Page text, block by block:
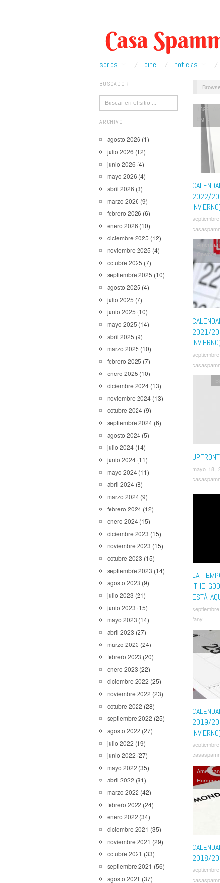
series cine noticias
BUSCADOR
ARCHIVO
agosto 2026 (1)
julio 2026 (12)
junio 2026 (4)
mayo 2026 (4)
abril 2026 (3)
marzo 2026 (9)
febrero 2026 (6)
enero 2026 (10)
diciembre 2025 (12)
noviembre 2025 (4)
octubre 2025 (7)
septiembre 2025 (10)
agosto 2025 (4)
julio 2025 (7)
junio 2025 (10)
mayo 2025 (14)
abril 2025 (9)
marzo 2025 (10)
febrero 2025 (7)
enero 2025 (10)
diciembre 2024 (13)
noviembre 2024 (13)
octubre 2024 (9)
septiembre 2024 (6)
agosto 2024 (5)
julio 2024 (14)
junio 2024 (11)
mayo 2024 (11)
abril 2024 (8)
marzo 2024 (9)
febrero 2024 (12)
enero 2024 (15)
diciembre 2023 (15)
noviembre 2023 (15)
octubre 2023 (15)
septiembre 2023 (14)
agosto 2023 (9)
julio 2023 (21)
junio 2023 (15)
mayo 2023 (14)
abril 2023 (27)
marzo 2023 (24)
febrero 2023 (20)
enero 2023 (22)
diciembre 2022 (25)
noviembre 2022 (23)
octubre 2022 (28)
septiembre 2022 (25)
agosto 2022 (27)
julio 2022 (19)
junio 2022 (27)
mayo 2022 (35)
abril 2022 (31)
marzo 2022 (42)
febrero 2022 (24)
enero 2022 (34)
diciembre 2021 (35)
noviembre 2021 (29)
octubre 2021 (33)
septiembre 2021 (56)
agosto 2021 (37)
2022/
INVIERNO)
1899
Big Sky
Inmortal,
Lord of
Hero
Slow
Good
Walking
2021/
INVIERNO)
Cowboy
Dopesick
Dead,
Dormir,
Legends
from a
Prodigy,
Expanse
The
lo Otro,
Man,You
mayo 18,
LA
‘THE
ESTÁ
fany
2019/
INVIERNO)
1984
BoJack
His
Star
The
Good
Walking
Watchmen
2018/
House
MC,
The
Titans,